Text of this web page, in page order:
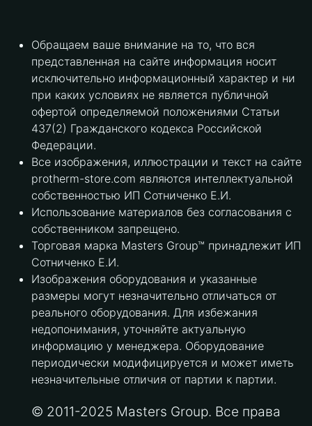
Обращаем ваше внимание на то, что вся
представленная на сайте информация носит
исключительно информационный характер и ни
при каких условиях не является публичной
офертой определяемой положениями Статьи
437(2) Гражданского кодекса Российской
Федерации.
Все изображения, иллюстрации и текст на сайте
protherm-store.com являются интеллектуальной
собственностью ИП Сотниченко Е.И.
Использование материалов без согласования с
собственником запрещено.
Торговая марка Masters Group™ принадлежит ИП
Сотниченко Е.И.
Изображения оборудования и указанные
размеры могут незначительно отличаться от
реального оборудования. Для избежания
недопонимания, уточняйте актуальную
информацию у менеджера. Оборудование
периодически модифицируется и может иметь
незначительные отличия от партии к партии.
© 2011-2025 Masters Group. Все права